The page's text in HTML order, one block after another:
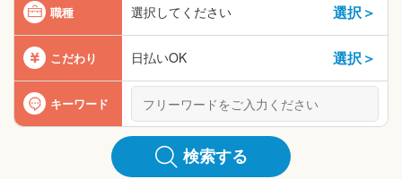
職種 選択してください 選択＞
こだわり 日払いOK 選択＞
キーワード
検索する